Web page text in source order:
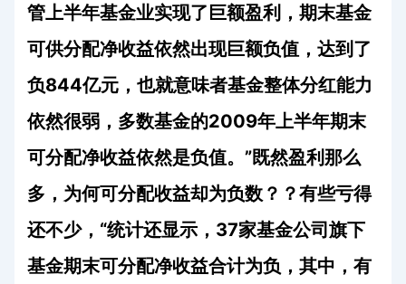
管上半年基金业实现了巨额盈利，期末基金
可供分配净收益依然出现巨额负值，达到了
负844亿元，也就意味者基金整体分红能力
依然很弱，多数基金的2009年上半年期末
可分配净收益依然是负值。”既然盈利那么
多，为何可分配收益却为负数？？有些亏得
还不少，“统计还显示， 37家基金公司旗下
基金期末可分配净收益合计为负，其中，有